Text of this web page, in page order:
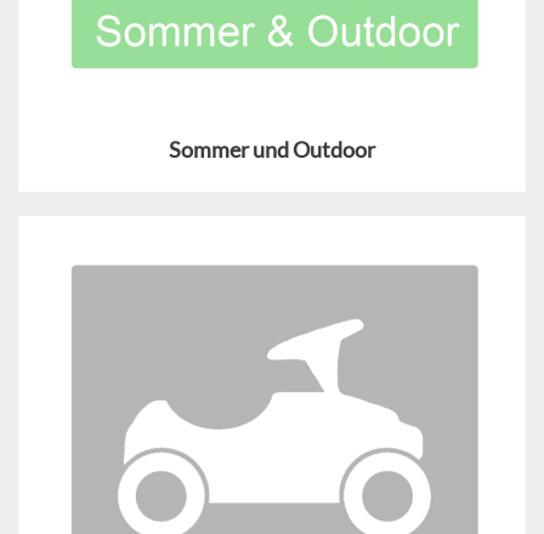
Sommer und Outdoor